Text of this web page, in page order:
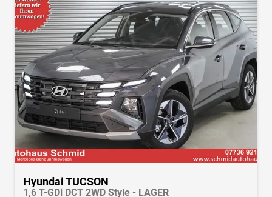
Hyundai TUCSON
1,6 T-GDi DCT 2WD Style - LAGER